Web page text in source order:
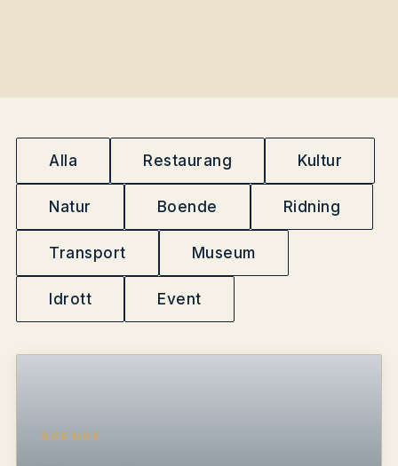
Alla Restaurang Kultur
Natur Boende Ridning
Transport Museum
Idrott Event
BOENDE